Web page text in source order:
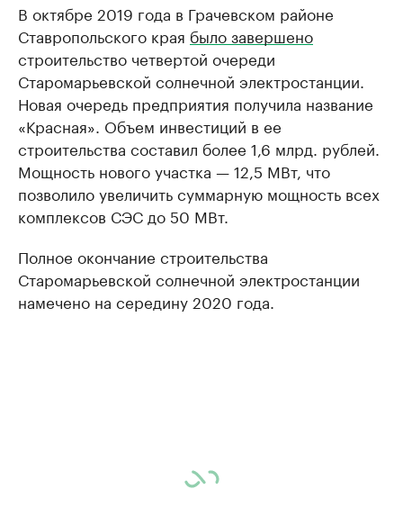
В октябре 2019 года в Грачевском районе
Ставропольского края было завершено
строительство четвертой очереди
Старомарьевской солнечной электростанции.
Новая очередь предприятия получила название
«Красная». Объем инвестиций в ее
строительства составил более 1,6 млрд. рублей.
Мощность нового участка — 12,5 МВт, что
позволило увеличить суммарную мощность всех
комплексов СЭС до 50 МВт.
Полное окончание строительства
Старомарьевской солнечной электростанции
намечено на середину 2020 года.